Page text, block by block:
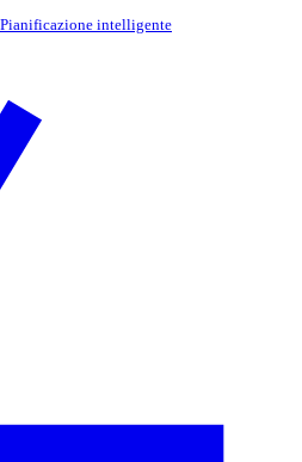
Pianificazione intelligente